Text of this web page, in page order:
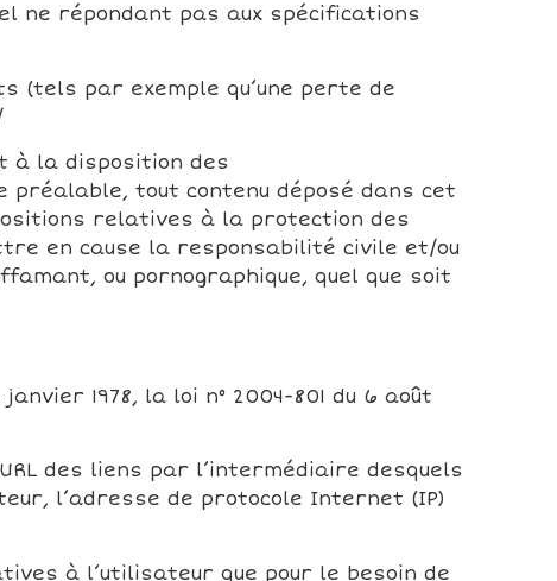
ne répondant pas aux spécifications
(tels par exemple qu’une perte de
à la disposition des
préalable, tout contenu déposé dans cet
relatives à la protection des
en cause la responsabilité civile et/ou
ou pornographique, quel que soit
1978, la loi n° 2004-801 du 6 août
des liens par l’intermédiaire desquels
l’adresse de protocole Internet (IP)
à l’utilisateur que pour le besoin de